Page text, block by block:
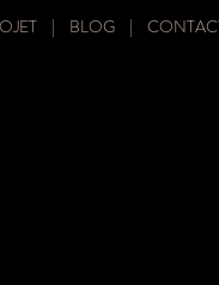
| BLOG |